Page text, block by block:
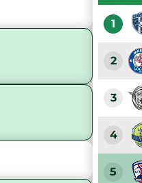
1
2
3
4
5